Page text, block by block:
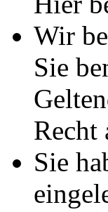
Wir
Sie
Recht
Sie